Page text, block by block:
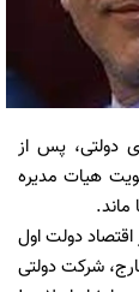
دولتی، پس از
هیات مدیره
اقتصاد دولت اول
شرکت دولتی